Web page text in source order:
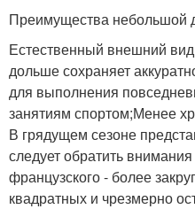
Преимущества небольшой
Естественный внешний
дольше сохраняет
для выполнения
занятиям спортом;Менее
В грядущем сезоне
следует обратить
французского - более
квадратных и чрезмерно